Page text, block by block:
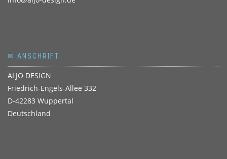
✉ ANSCHRIFT
ALJO DESIGN
Friedrich-Engels-Allee 332
D-42283 Wuppertal
Deutschland